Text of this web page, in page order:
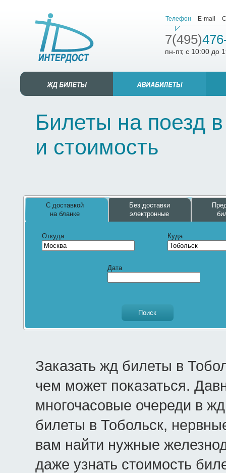
Телефон E-mail
7(495)
пн-пт, с 10:00 до
Билеты на поезд
и стоимость
С доставкой
на бланке
Без доставки
электронные
Откуда Куда
Дата
Заказать жд билеты в
чем может показаться.
многочасовые очереди в
билеты в Тобольск,
вам найти нужные
даже узнать стоимость